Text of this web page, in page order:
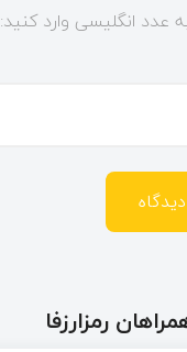
عدد انگلیسی وارد کنید:
رمزارزفا